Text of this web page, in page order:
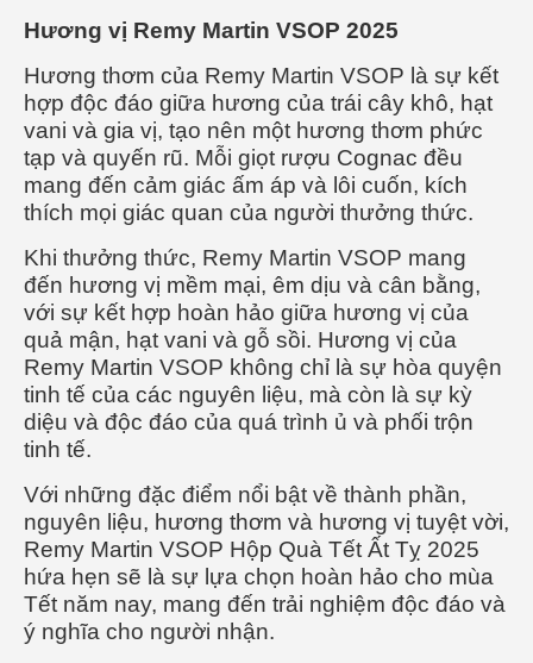
Hương vị Remy Martin VSOP 2025
Hương thơm của Remy Martin VSOP là sự kết
hợp độc đáo giữa hương của trái cây khô, hạt
vani và gia vị, tạo nên một hương thơm phức
tạp và quyến rũ. Mỗi giọt rượu Cognac đều
mang đến cảm giác ấm áp và lôi cuốn, kích
thích mọi giác quan của người thưởng thức.
Khi thưởng thức, Remy Martin VSOP mang
đến hương vị mềm mại, êm dịu và cân bằng,
với sự kết hợp hoàn hảo giữa hương vị của
quả mận, hạt vani và gỗ sồi. Hương vị của
Remy Martin VSOP không chỉ là sự hòa quyện
tinh tế của các nguyên liệu, mà còn là sự kỳ
diệu và độc đáo của quá trình ủ và phối trộn
tinh tế.
Với những đặc điểm nổi bật về thành phần,
nguyên liệu, hương thơm và hương vị tuyệt vời,
Remy Martin VSOP Hộp Quà Tết Ất Tỵ 2025
hứa hẹn sẽ là sự lựa chọn hoàn hảo cho mùa
Tết năm nay, mang đến trải nghiệm độc đáo và
ý nghĩa cho người nhận.